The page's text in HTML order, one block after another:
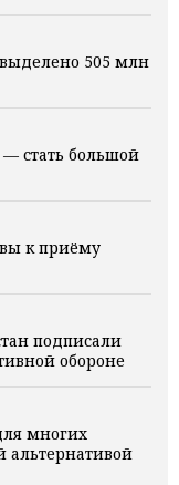
505 млн
— стать большой
к приёму
подписали
обороне
многих
альтернативой